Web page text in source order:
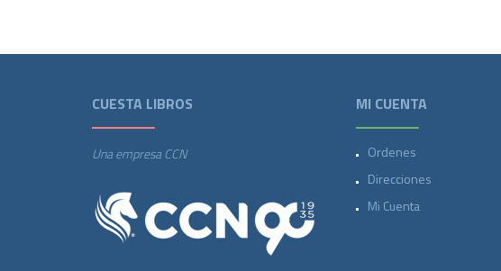
CUESTA LIBROS
Una empresa CCN
MI CUENTA
Ordenes
Direcciones
Mi Cuenta